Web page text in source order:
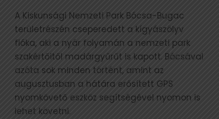
A Kiskunsági Nemzeti Park Bócsa-Bugac
területrészén cseperedett a kígyászölyv
fióka, aki a nyár folyamán a nemzeti park
szakértőitől madárgyűrűt is kapott. Bócsával
azóta sok minden történt, amint az
augusztusban a hátára erősített GPS
nyomkövető eszköz segítségével nyomon is
lehet követni.